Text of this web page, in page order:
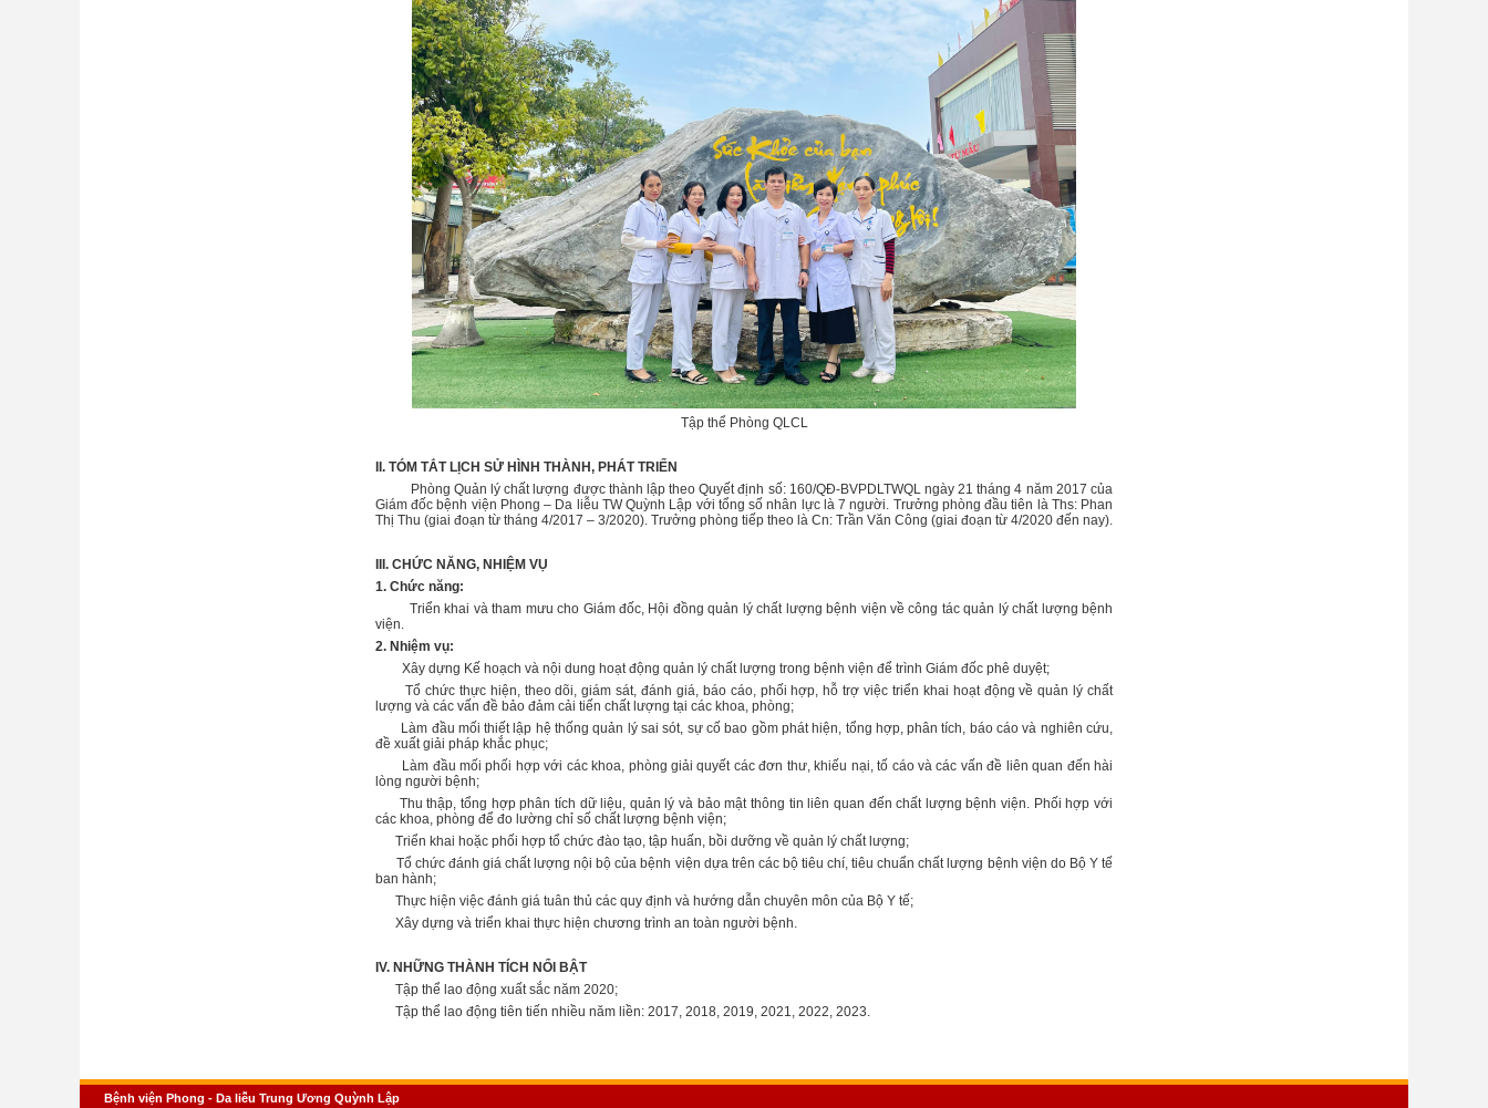
Tập thể Phòng QLCL
II. TÓM TẮT LỊCH SỬ HÌNH THÀNH, PHÁT TRIỂN
Phòng Quản lý chất lượng được thành lập theo Quyết định số: 160/QĐ-BVPDLTWQL ngày 21 tháng 4 năm 2017 của
Giám đốc bệnh viện Phong – Da liễu TW Quỳnh Lập với tổng số nhân lực là 7 người. Trưởng phòng đầu tiên là Ths: Phan
Thị Thu (giai đoạn từ tháng 4/2017 – 3/2020). Trưởng phòng tiếp theo là Cn: Trần Văn Công (giai đoạn từ 4/2020 đến nay).
III. CHỨC NĂNG, NHIỆM VỤ
1. Chức năng:
Triển khai và tham mưu cho Giám đốc, Hội đồng quản lý chất lượng bệnh viện về công tác quản lý chất lượng bệnh
viện.
2. Nhiệm vụ:
Xây dựng Kế hoạch và nội dung hoạt động quản lý chất lượng trong bệnh viện để trình Giám đốc phê duyệt;
Tổ chức thực hiện, theo dõi, giám sát, đánh giá, báo cáo, phối hợp, hỗ trợ việc triển khai hoạt động về quản lý chất
lượng và các vấn đề bảo đảm cải tiến chất lượng tại các khoa, phòng;
Làm đầu mối thiết lập hệ thống quản lý sai sót, sự cố bao gồm phát hiện, tổng hợp, phân tích, báo cáo và nghiên cứu,
đề xuất giải pháp khắc phục;
Làm đầu mối phối hợp với các khoa, phòng giải quyết các đơn thư, khiếu nại, tố cáo và các vấn đề liên quan đến hài
lòng người bệnh;
Thu thập, tổng hợp phân tích dữ liệu, quản lý và bảo mật thông tin liên quan đến chất lượng bệnh viện. Phối hợp với
các khoa, phòng để đo lường chỉ số chất lượng bệnh viện;
Triển khai hoặc phối hợp tổ chức đào tạo, tập huấn, bồi dưỡng về quản lý chất lượng;
Tổ chức đánh giá chất lượng nội bộ của bệnh viện dựa trên các bộ tiêu chí, tiêu chuẩn chất lượng bệnh viện do Bộ Y tế
ban hành;
Thực hiện việc đánh giá tuân thủ các quy định và hướng dẫn chuyên môn của Bộ Y tế;
Xây dựng và triển khai thực hiện chương trình an toàn người bệnh.
IV. NHỮNG THÀNH TÍCH NỔI BẬT
Tập thể lao động xuất sắc năm 2020;
Tập thể lao động tiên tiến nhiều năm liền: 2017, 2018, 2019, 2021, 2022, 2023.
Bệnh viện Phong - Da liễu Trung Ương Quỳnh Lập